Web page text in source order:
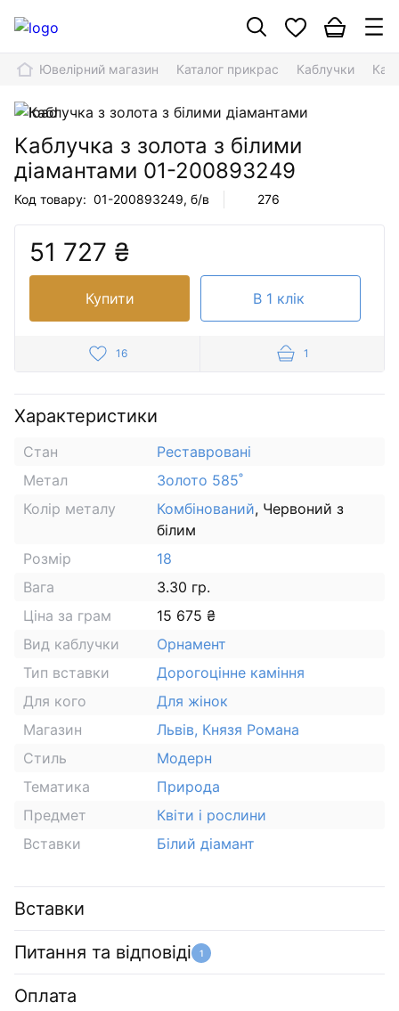
Ювелірний магазин Каталог прикрас Каблучки
Каблучка з золота з білими
діамантами 01-200893249
Код товару: 01-200893249, б/в 276
51 727 ₴
Купити В 1 клік
16 1
Характеристики
Стан
Реставровані
Метал
Золото 585˚
Колір металу
Комбінований, Червоний з
білим
Розмір
18
Вага
3.30 гр.
Ціна за грам
15 675 ₴
Вид каблучки
Орнамент
Тип вставки
Дорогоцінне каміння
Для кого
Для жінок
Магазин
Львів, Князя Романа
Стиль
Модерн
Тематика
Природа
Предмет
Квіти і рослини
Вставки
Білий діамант
Вставки
Питання та відповіді 1
Оплата